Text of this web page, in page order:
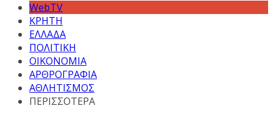
WebTV
ΚΡΗΤΗ
ΕΛΛΑΔΑ
ΠΟΛΙΤΙΚΗ
ΟΙΚΟΝΟΜΙΑ
ΑΡΘΡΟΓΡΑΦΙΑ
ΑΘΛΗΤΙΣΜΟΣ
ΠΕΡΙΣΣΟΤΕΡΑ